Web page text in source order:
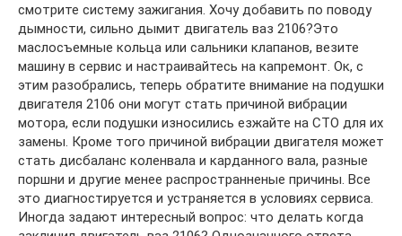
смотрите систему зажигания. Хочу добавить по поводу
дымности, сильно дымит двигатель ваз 2106?Это
маслосъемные кольца или сальники клапанов, везите
машину в сервис и настраивайтесь на капремонт. Ок, с
этим разобрались, теперь обратите внимание на подушки
двигателя 2106 они могут стать причиной вибрации
мотора, если подушки износились езжайте на СТО для их
замены. Кроме того причиной вибрации двигателя может
стать дисбаланс коленвала и карданного вала, разные
поршни и другие менее распространненые причины. Все
это диагностируется и устраняется в условиях сервиса.
Иногда задают интересный вопрос: что делать когда